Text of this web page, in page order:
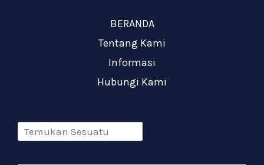
BERANDA
Tentang Kami
Informasi
Hubungi Kami